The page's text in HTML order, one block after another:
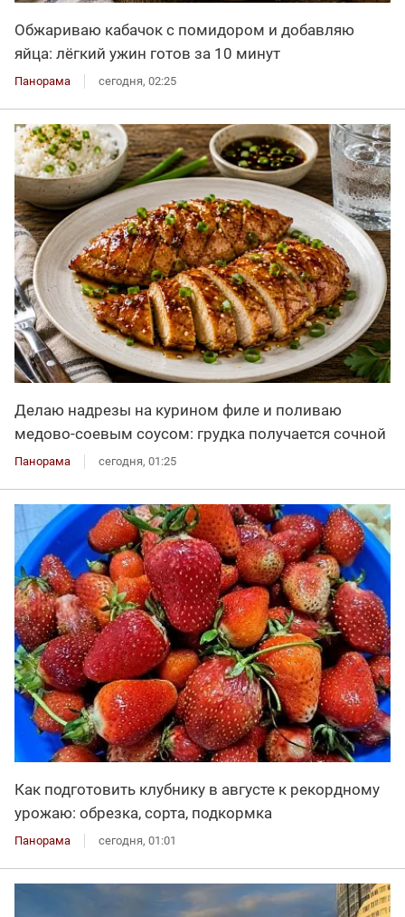
Обжариваю кабачок с помидором и добавляю
яйца: лёгкий ужин готов за 10 минут
Панорама сегодня, 02:25
Делаю надрезы на курином филе и поливаю
медово-соевым соусом: грудка получается сочной
Панорама сегодня, 01:25
Как подготовить клубнику в августе к рекордному
урожаю: обрезка, сорта, подкормка
Панорама сегодня, 01:01